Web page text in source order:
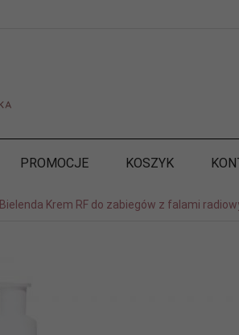
PROMOCJE KOSZYK
Bielenda Krem RF do zabiegów z falami